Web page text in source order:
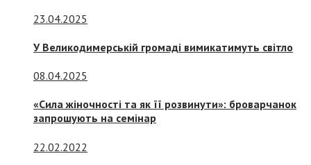
23.04.2025
У Великодимерській громаді вимикатимуть світло
08.04.2025
«Сила жіночності та як її розвинути»: броварчанок
запрошують на семінар
22.02.2022